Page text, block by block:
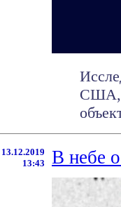
США,
13.12.2019
13:43
В небе